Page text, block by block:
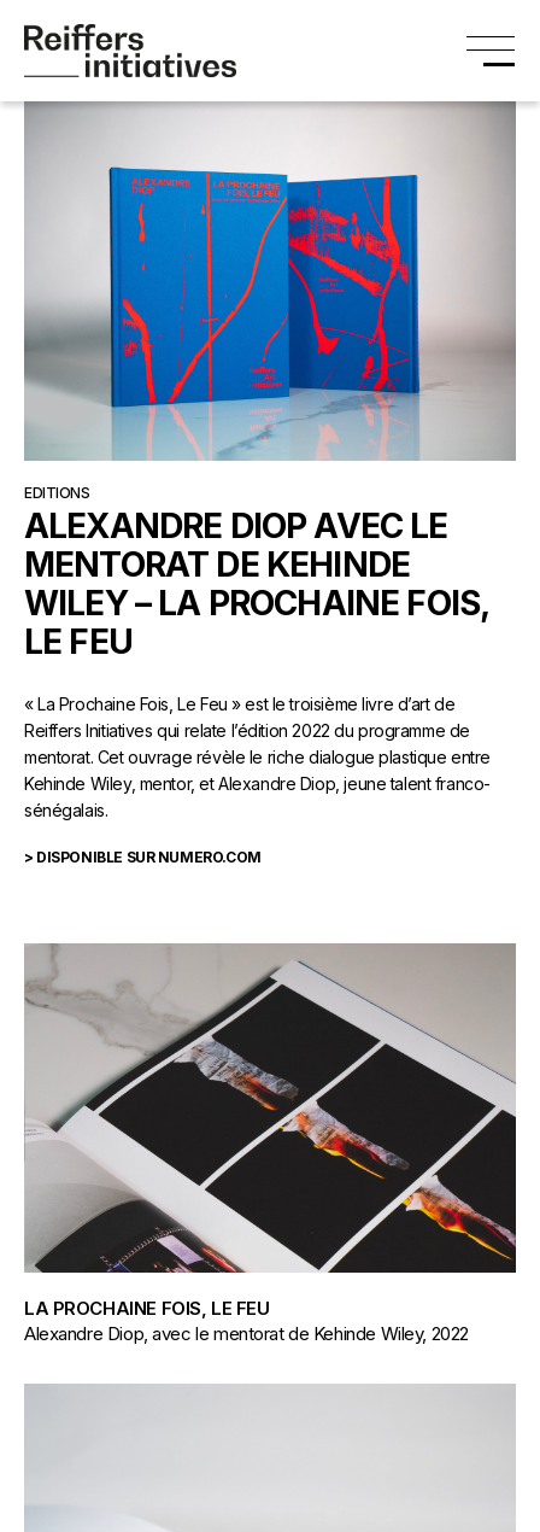
EDITIONS
ALEXANDRE DIOP AVEC LE
MENTORAT DE KEHINDE
WILEY – LA PROCHAINE FOIS,
LE FEU
« La Prochaine Fois, Le Feu » est le troisième livre d’art de
Reiffers Initiatives qui relate l’édition 2022 du programme de
mentorat. Cet ouvrage révèle le riche dialogue plastique entre
Kehinde Wiley, mentor, et Alexandre Diop, jeune talent franco-
sénégalais.
> DISPONIBLE SUR NUMERO.COM
LA PROCHAINE FOIS, LE FEU
Alexandre Diop, avec le mentorat de Kehinde Wiley, 2022